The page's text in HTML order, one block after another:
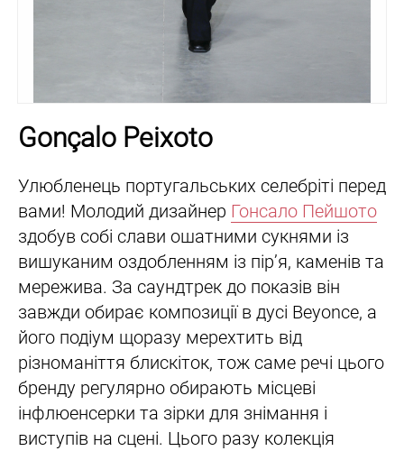
Gonçalo Peixoto
Улюбленець португальських селебріті перед
вами! Молодий дизайнер Гонсало Пейшото
здобув собі слави ошатними сукнями із
вишуканим оздобленням із пір’я, каменів та
мережива. За саундтрек до показів він
завжди обирає композиції в дусі Beyonсе, а
його подіум щоразу мерехтить від
різноманіття блискіток, тож саме речі цього
бренду регулярно обирають місцеві
інфлюенсерки та зірки для знімання і
виступів на сцені. Цього разу колекція